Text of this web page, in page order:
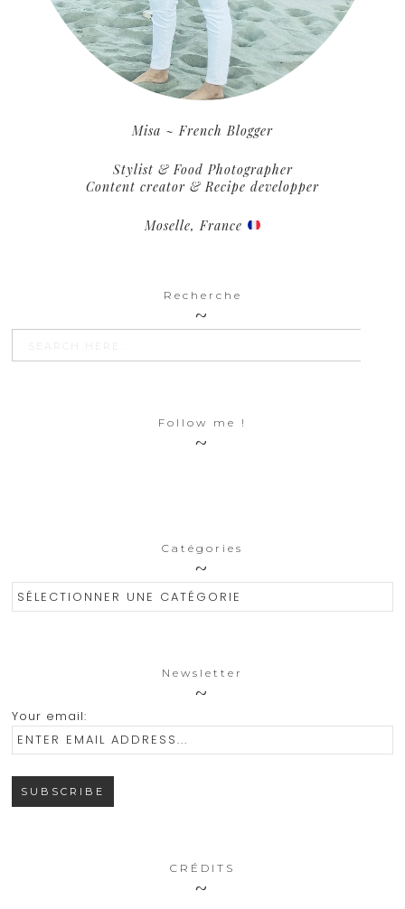
Misa ~ French Blogger
Stylist & Food Photographer
Content creator & Recipe developper
Moselle, France
Recherche
Search SEARCH
Follow me !
Catégories
Catégories
Newsletter
Your email:
CRÉDITS